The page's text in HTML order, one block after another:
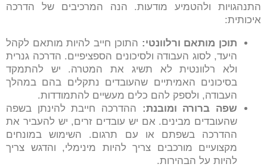
התנהגויות ולהטמיע מודעות. הנה המרכיבים של הדרכה
איכותית:
תוכן מותאם ורלוונטי: התוכן חייב להיות מותאם לקהל
היעד, לסוג העבודה ולסיכונים הספציפיים. הדרכה גנרית
ולא רלוונטית לא תשיג את המטרה. יש להתמקד
בסיכונים האמיתיים שהעובדים נתקלים בהם במהלך
העבודה, ולספק להם כלים מעשיים להתמודדות.
שפה ברורה ומובנת: ההדרכה חייבת להינתן בשפה
שהעובדים מבינים. אם יש עובדים זרים, יש להעביר את
ההדרכה בשפתם או עם תרגום. השימוש במונחים
מקצועיים מורכבים צריך להיות מינימלי, והדגש צריך
להיות על הבהירות.